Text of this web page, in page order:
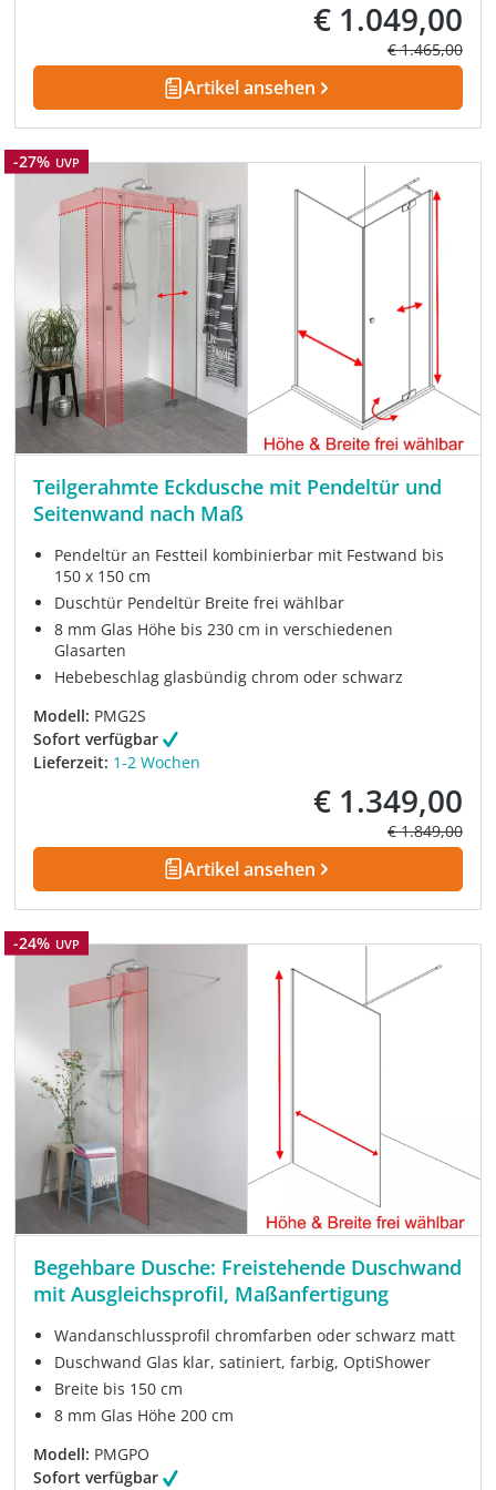
Verkaufspreis:
€ 1.049,00
Regulärer
€ 1.465,00
Artikel ansehen
Rabatt
-27% UVP
Teilgerahmte Eckdusche mit Pendeltür und
Seitenwand nach Maß
Pendeltür an Festteil kombinierbar mit Festwand bis
150 x 150 cm
Duschtür Pendeltür Breite frei wählbar
8 mm Glas Höhe bis 230 cm in verschiedenen
Glasarten
Hebebeschlag glasbündig chrom oder schwarz
Modell: PMG2S
Sofort verfügbar
Lieferzeit: 1-2 Wochen
Verkaufspreis:
€ 1.349,00
Regulärer
€ 1.849,00
Artikel ansehen
Rabatt
-24% UVP
Begehbare Dusche: Freistehende Duschwand
mit Ausgleichsprofil, Maßanfertigung
Wandanschlussprofil chromfarben oder schwarz matt
Duschwand Glas klar, satiniert, farbig, OptiShower
Breite bis 150 cm
8 mm Glas Höhe 200 cm
Modell: PMGPO
Sofort verfügbar